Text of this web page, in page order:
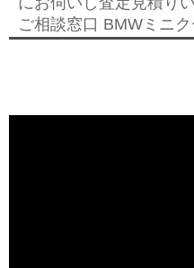
ご相談窓口 BMWミニ